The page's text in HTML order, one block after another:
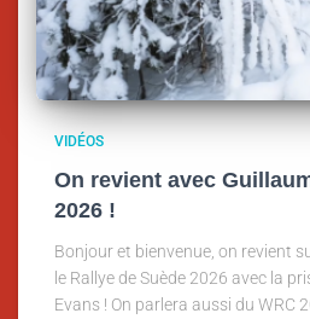
VIDÉOS
On revient avec
2026 !
Bonjour et bienvenue, on revient
le Rallye de Suède 2026 avec la
Evans ! On parlera aussi du WRC